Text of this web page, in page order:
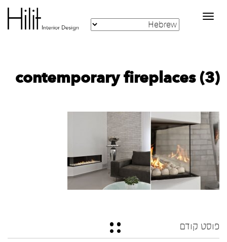
Toggle
navigation
contemporary fireplaces (3)
פוסט קודם